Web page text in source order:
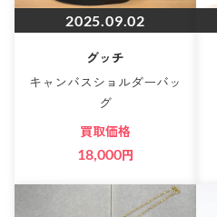
2025.09.02
グッチ
キャンバスショルダーバッ
グ
買取価格
18,000円